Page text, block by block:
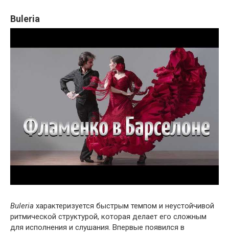
Buleria
Buleria характеризуется быстрым темпом и неустойчивой
ритмической структурой, которая делает его сложным
для исполнения и слушания. Впервые появился в